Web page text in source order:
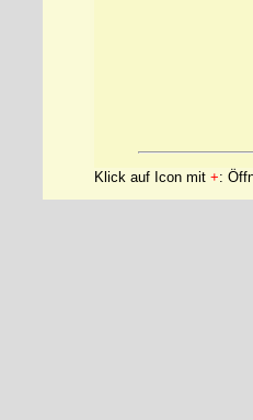
Klick auf Icon mit +: